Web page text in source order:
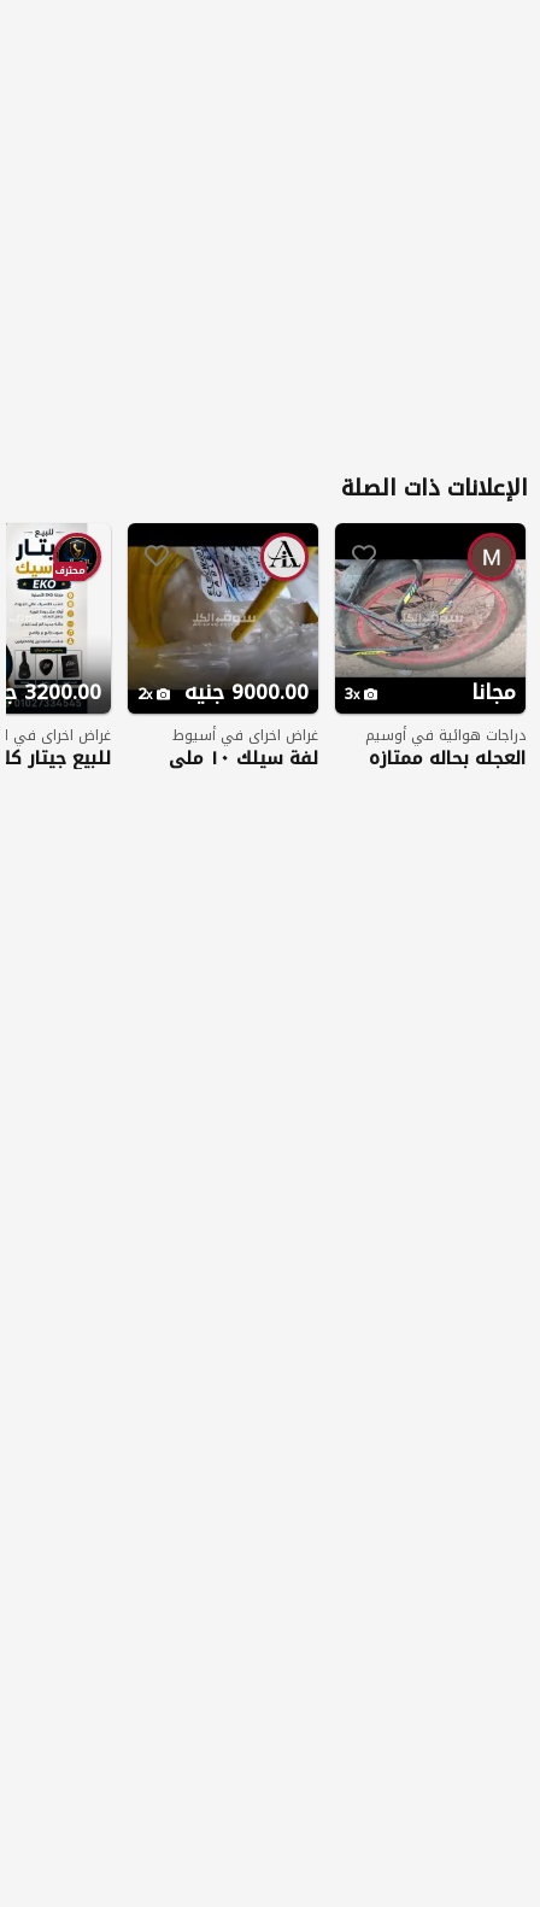
الإعلانات ذات الصلة
مجانا 3
دراجات هوائية في أوسيم
العجله بحاله ممتازه
9000.00 جنيه 2
غراض اخراى في أسيوط
لفة سيلك ١٠ ملي
سويدي الاصلي
3200.00 جنيه
محترف
غراض اخراى في
للبيع جيتار
EKO بحالة الجديد